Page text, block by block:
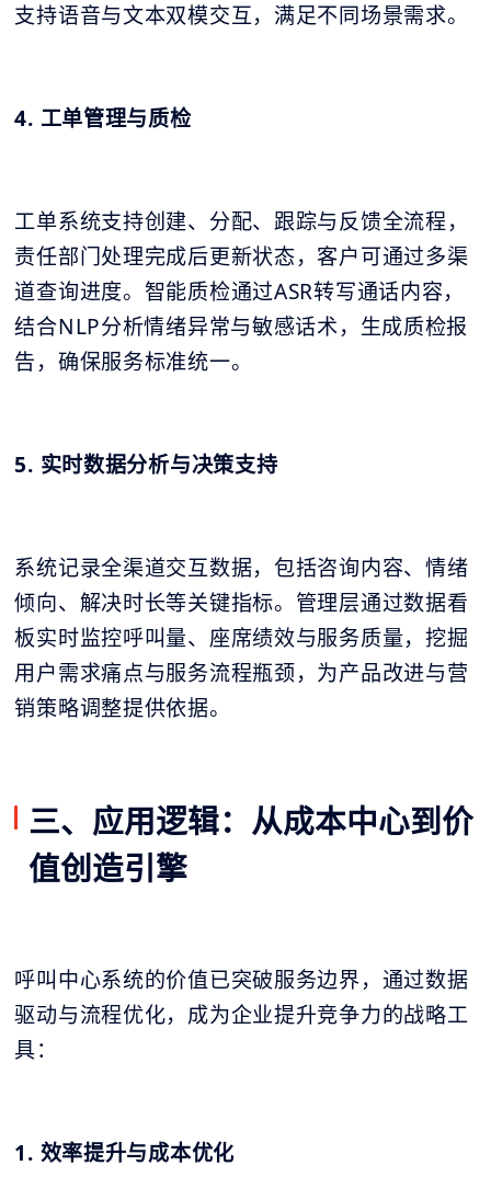
支持语音与文本双模交互，满足不同场景需求。
4. 工单管理与质检
工单系统支持创建、分配、跟踪与反馈全流程，
责任部门处理完成后更新状态，客户可通过多渠
道查询进度。智能质检通过ASR转写通话内容，
结合NLP分析情绪异常与敏感话术，生成质检报
告，确保服务标准统一。
5. 实时数据分析与决策支持
系统记录全渠道交互数据，包括咨询内容、情绪
倾向、解决时长等关键指标。管理层通过数据看
板实时监控呼叫量、座席绩效与服务质量，挖掘
用户需求痛点与服务流程瓶颈，为产品改进与营
销策略调整提供依据。
三、应用逻辑：从成本中心到价
值创造引擎
呼叫中心系统的价值已突破服务边界，通过数据
驱动与流程优化，成为企业提升竞争力的战略工
具：
1. 效率提升与成本优化